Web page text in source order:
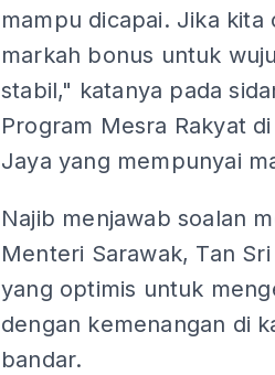
mampu dicapai. Jika
markah bonus untuk
stabil," katanya pada
Program Mesra Rakyat
Jaya yang mempunyai
Najib menjawab soalan
Menteri Sarawak, Tan
yang optimis untuk
dengan kemenangan di
bandar.